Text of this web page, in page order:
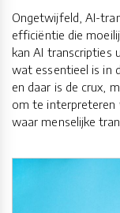
Ongetwijfeld, AI-
efficiëntie die
kan AI transcripties
wat essentieel is in
en daar is de crux,
om te interpreteren
waar menselijke